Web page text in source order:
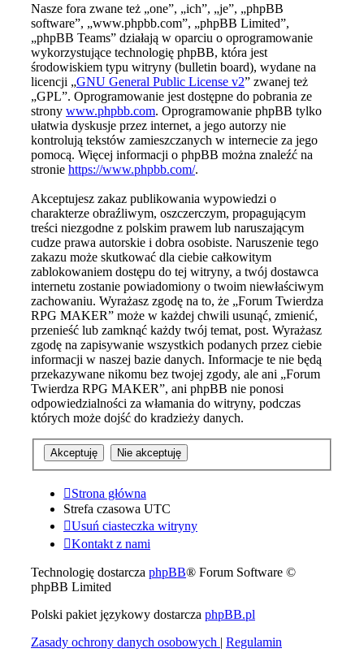
Nasze fora zwane też „one”, „ich”, „je”, „phpBB
software”, „www.phpbb.com”, „phpBB Limited”,
„phpBB Teams” działają w oparciu o oprogramowanie
wykorzystujące technologię phpBB, która jest
środowiskiem typu witryny (bulletin board), wydane na
licencji „GNU General Public License v2” zwanej też
„GPL”. Oprogramowanie jest dostępne do pobrania ze
strony www.phpbb.com. Oprogramowanie phpBB tylko
ułatwia dyskusje przez internet, a jego autorzy nie
kontrolują tekstów zamieszczanych w internecie za jego
pomocą. Więcej informacji o phpBB można znaleźć na
stronie https://www.phpbb.com/.
Akceptujesz zakaz publikowania wypowiedzi o
charakterze obraźliwym, oszczerczym, propagującym
treści niezgodne z polskim prawem lub naruszającym
cudze prawa autorskie i dobra osobiste. Naruszenie tego
zakazu może skutkować dla ciebie całkowitym
zablokowaniem dostępu do tej witryny, a twój dostawca
internetu zostanie powiadomiony o twoim niewłaściwym
zachowaniu. Wyrażasz zgodę na to, że „Forum Twierdza
RPG MAKER” może w każdej chwili usunąć, zmienić,
przenieść lub zamknąć każdy twój temat, post. Wyrażasz
zgodę na zapisywanie wszystkich podanych przez ciebie
informacji w naszej bazie danych. Informacje te nie będą
przekazywane nikomu bez twojej zgody, ale ani „Forum
Twierdza RPG MAKER”, ani phpBB nie ponosi
odpowiedzialności za włamania do witryny, podczas
których może dojść do kradzieży danych.
Strona główna
Strefa czasowa UTC
Usuń ciasteczka witryny
Kontakt z nami
Technologię dostarcza phpBB® Forum Software ©
phpBB Limited
Polski pakiet językowy dostarcza phpBB.pl
Zasady ochrony danych osobowych | Regulamin